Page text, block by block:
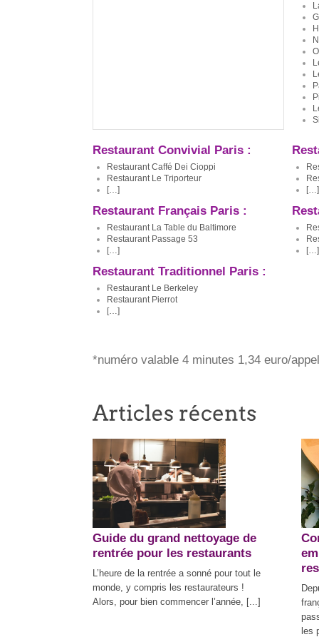
Restaurant Convivial Paris :
Restaurant Caffé Dei Cioppi
Restaurant Le Triporteur
[…]
[…]
Restaurant Français Paris :
Restaurant La Table du Baltimore
Restaurant Passage 53
[…]
[…]
Restaurant Traditionnel Paris :
Restaurant Le Berkeley
Restaurant Pierrot
[…]
*numéro valable 4 minutes 1,34 euro/
Guide du grand nettoyage de
rentrée pour les restaurants
L’heure de la rentrée a sonné pour tout le
monde, y compris les restaurateurs !
Alors, pour bien commencer l’année, [...]
les